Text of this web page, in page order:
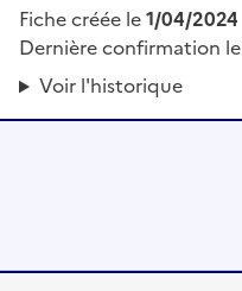
Fiche créée le1/04/2024
Dernière confirmation le
Voir l'historique